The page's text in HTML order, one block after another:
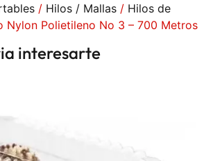
/ Hilos / Mallas / Hilos de
Nylon Polietileno No 3 – 700 Metros
interesarte
vez. No acumulable con otras
promociones.